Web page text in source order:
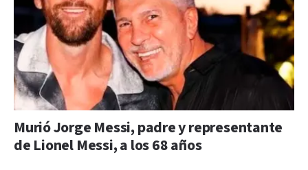
Murió Jorge Messi, padre y representante
de Lionel Messi, a los 68 años